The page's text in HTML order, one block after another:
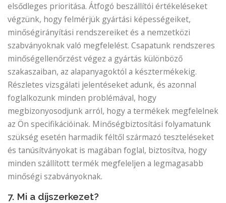
elsődleges prioritása. Átfogó beszállítói értékeléseket
végzünk, hogy felmérjük gyártási képességeiket,
minőségirányítási rendszereiket és a nemzetközi
szabványoknak való megfelelést. Csapatunk rendszeres
minőségellenőrzést végez a gyártás különböző
szakaszaiban, az alapanyagoktól a késztermékekig.
Részletes vizsgálati jelentéseket adunk, és azonnal
foglalkozunk minden problémával, hogy
megbizonyosodjunk arról, hogy a termékek megfelelnek
az Ön specifikációinak. Minőségbiztosítási folyamatunk
szükség esetén harmadik féltől származó teszteléseket
és tanúsítványokat is magában foglal, biztosítva, hogy
minden szállított termék megfeleljen a legmagasabb
minőségi szabványoknak.
7. Mi a díjszerkezet?